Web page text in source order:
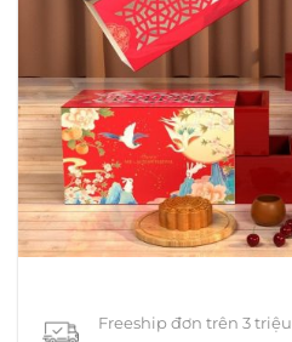
Freeship đơn trên 3 triệu